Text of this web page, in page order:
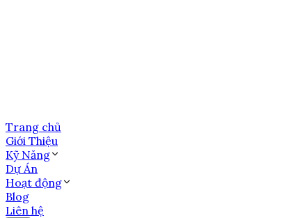
Trang chủ
Giới Thiệu
Kỹ Năng
Dự Án
Hoạt động
Blog
Liên hệ